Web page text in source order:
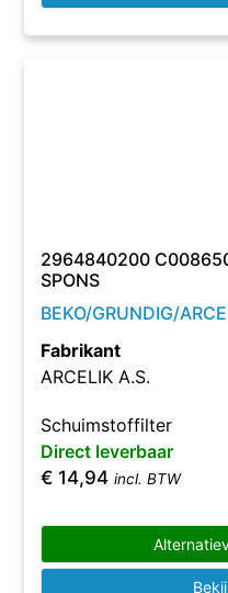
2964840200
SPONS
BEKO/GRUNDIG/
Fabrikant
ARCELIK A.S.
Schuimstoffilter
Direct leverbaar
€ 14,94 incl. BTW